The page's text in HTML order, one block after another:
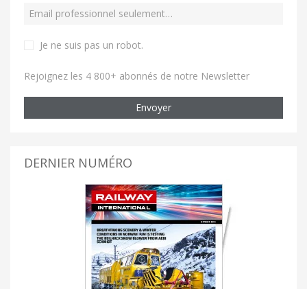
Je ne suis pas un robot.
Rejoignez les 4 800+ abonnés de notre Newsletter
Envoyer
DERNIER NUMÉRO